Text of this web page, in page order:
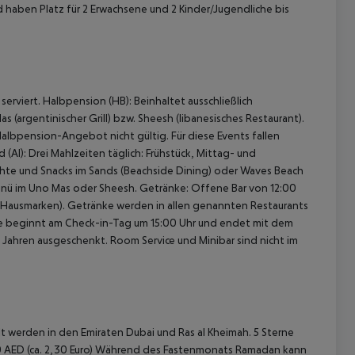
Platz für 2 Erwachsene und 2 Kinder/Jugendliche bis
Halbpension (HB): Beinhaltet ausschließlich
(argentinischer Grill) bzw. Sheesh (libanesisches Restaurant).
Angebot nicht gültig. Für diese Events fallen
(AI): Drei Mahlzeiten täglich: Frühstück, Mittag- und
und Snacks im Sands (Beachside Dining) oder Waves Beach
im Uno Mas oder Sheesh. Getränke: Offene Bar von 12:00
Getränke werden in allen genannten Restaurants
beginnt am Check-in-Tag um 15:00 Uhr und endet mit dem
ausgeschenkt. Room Service und Minibar sind nicht im
in den Emiraten Dubai und Ras al Kheimah. 5 Sterne
(ca. 2,30 Euro) Während des Fastenmonats Ramadan kann
akzeptieren